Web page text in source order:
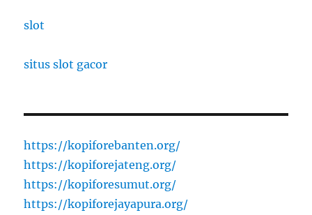
slot
situs slot gacor
https://kopiforebanten.org/
https://kopiforejateng.org/
https://kopiforesumut.org/
https://kopiforejayapura.org/